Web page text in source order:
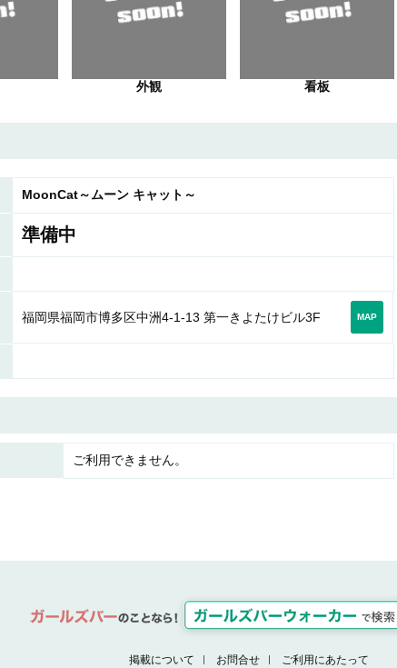
外観 看板
MoonCat～ムーン キャット～
準備中
福岡県福岡市博多区中洲4-1-13 第一きよたけビル3F MAP
ご利用できません。
掲載について お問合せ ご利用にあたって